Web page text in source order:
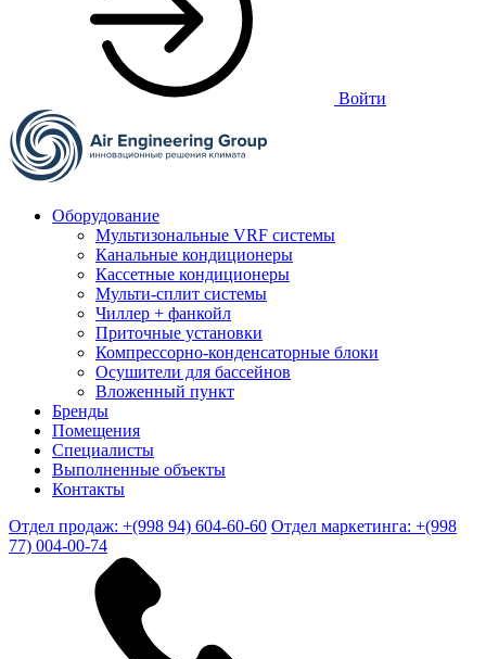
Войти
Оборудование
Мультизональные VRF системы
Канальные кондиционеры
Кассетные кондиционеры
Мульти-сплит системы
Чиллер + фанкойл
Приточные установки
Компрессорно-конденсаторные блоки
Осушители для бассейнов
Вложенный пункт
Бренды
Помещения
Специалисты
Выполненные объекты
Контакты
Отдел продаж: +(998 94) 604-60-60 Отдел маркетинга: +(998
77) 004-00-74